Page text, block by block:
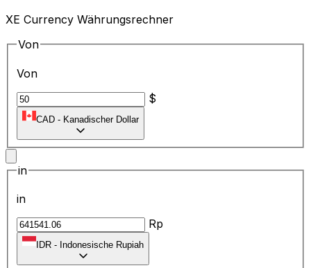
XE Currency Währungsrechner
Von
Von
$
CAD - Kanadischer Dollar
in
in
Rp
IDR - Indonesische Rupiah